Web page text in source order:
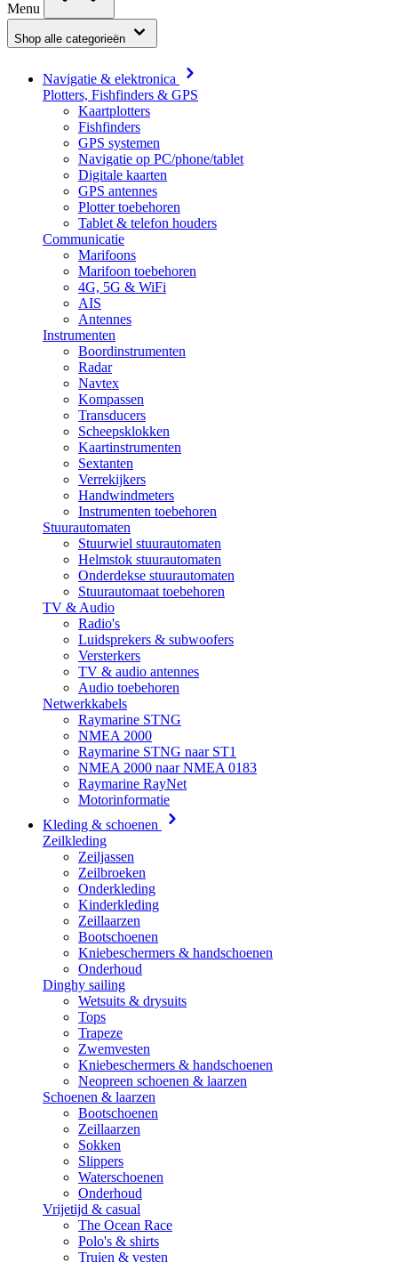
Menu
Shop alle categorieën
Navigatie & elektronica
Plotters, Fishfinders & GPS
Kaartplotters
Fishfinders
GPS systemen
Navigatie op PC/phone/tablet
Digitale kaarten
GPS antennes
Plotter toebehoren
Tablet & telefon houders
Communicatie
Marifoons
Marifoon toebehoren
4G, 5G & WiFi
AIS
Antennes
Instrumenten
Boordinstrumenten
Radar
Navtex
Kompassen
Transducers
Scheepsklokken
Kaartinstrumenten
Sextanten
Verrekijkers
Handwindmeters
Instrumenten toebehoren
Stuurautomaten
Stuurwiel stuurautomaten
Helmstok stuurautomaten
Onderdekse stuurautomaten
Stuurautomaat toebehoren
TV & Audio
Radio's
Luidsprekers & subwoofers
Versterkers
TV & audio antennes
Audio toebehoren
Netwerkkabels
Raymarine STNG
NMEA 2000
Raymarine STNG naar ST1
NMEA 2000 naar NMEA 0183
Raymarine RayNet
Motorinformatie
Kleding & schoenen
Zeilkleding
Zeiljassen
Zeilbroeken
Onderkleding
Kinderkleding
Zeillaarzen
Bootschoenen
Kniebeschermers & handschoenen
Onderhoud
Dinghy sailing
Wetsuits & drysuits
Tops
Trapeze
Zwemvesten
Kniebeschermers & handschoenen
Neopreen schoenen & laarzen
Schoenen & laarzen
Bootschoenen
Zeillaarzen
Sokken
Slippers
Waterschoenen
Onderhoud
Vrijetijd & casual
The Ocean Race
Polo's & shirts
Truien & vesten